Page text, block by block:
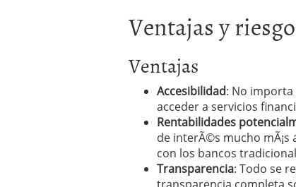
Ventajas y
Ventajas
Accesibilidad: No importa
acceder a servicios
Rentabilidades
de interÃ©s mucho
con los bancos
Transparencia: Todo se